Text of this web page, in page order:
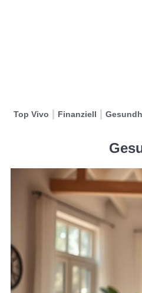
Top Vivo Finanziell